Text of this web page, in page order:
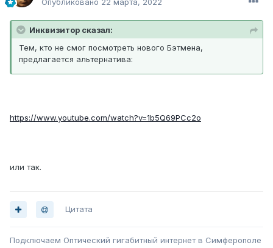
Опубликовано 22 марта, 2022
Инквизитор сказал:
Тем, кто не смог посмотреть нового Бэтмена,
предлагается альтернатива:
https://www.youtube.com/watch?v=1b5Q69PCc2o
или так.
Цитата
Подключаем Оптический гигабитный интернет в Симферополе